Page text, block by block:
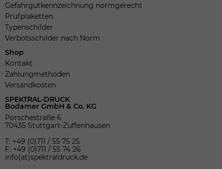
Gefahrgutkennzeichnung normgerecht
Prüfplaketten
Typenschilder
Verbotsschilder nach Norm
Shop
Kontakt
Zahlungmethoden
Versandkosten
SPEKTRAL-DRUCK
Bodamer GmbH & Co. KG
Porschestraße 6
70435 Stuttgart-Zuffenhausen
T: +49 (0)711 / 55 75 25
F: +49 (0)711 / 55 74 26
info(at)spektraldruck.de